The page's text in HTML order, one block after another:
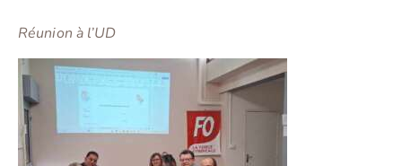
Réunion à l’UD